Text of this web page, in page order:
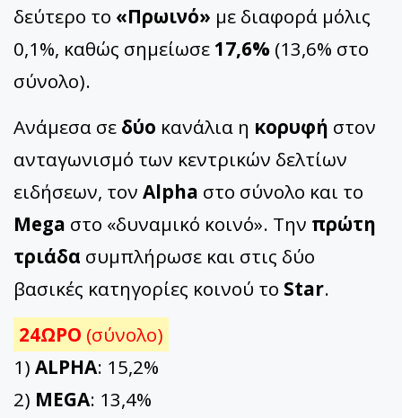
δεύτερο το «Πρωινό» με διαφορά μόλις
0,1%, καθώς σημείωσε 17,6% (13,6% στο
σύνολο).
Ανάμεσα σε δύο κανάλια η κορυφή στον
ανταγωνισμό των κεντρικών δελτίων
ειδήσεων, τον Alpha στο σύνολο και το
Mega στο «δυναμικό κοινό». Την πρώτη
τριάδα συμπλήρωσε και στις δύο
βασικές κατηγορίες κοινού το Star.
24ΩΡΟ (σύνολο)
1) ALPHA: 15,2%
2) MEGA: 13,4%